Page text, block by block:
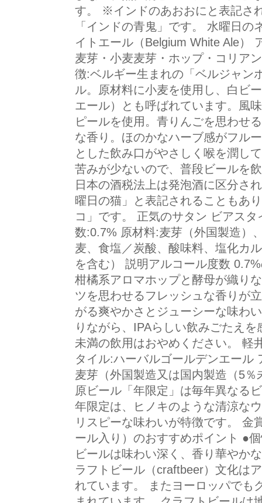
す。 ※インドのあおおにと表記さ
「インドの青鬼」です。 水曜日
イトエール（Belgium White Ale）
麦芽・小麦麦芽・ホップ・コリア
徴:ベルギー生まれの「ベルジャン
ル。原材料に小麦を使用し、白ビ
エール）とも呼ばれています。風
ピールを使用。青りんごを思わせ
な香り。ほのかなハーブ感がフル
とした飲み口がやさしく喉を潤し
苦みが少ないので、普段ビールを
日本の酒税法上は発泡酒に区分さ
曜日の猫」と表記されることもあ
コ」です。 正気のサタン ビアス
数:0.7% 原材料:麦芽（外国製造）
麦、食塩／炭酸、酸味料、塩化カ
を含む） 説明アルコール度数
柑橘系アロマホップと酵母が織り
ツを思わせるフレッシュな香りが
がる爽やかさとジューシーな味わ
りながら、IPAらしい飲みごたえ
未満の飲用はおやめください。 軽
タイル:ハーバルゴールデンエール
麦芽（外国製造又は国内製造（5
原ビール「年限定」は毎年異なる
年限定は、ヒノキのような清涼な
リスピーな味わいが特徴です。 金
ール入り）のおすすめポイント ●
ビールは味わい深く、香り華やか
ラフトビール（craftbeer）文化は
れています。 またヨーロッパでも